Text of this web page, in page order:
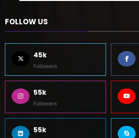
FOLLOW US
45k
Followers
55k
Followers